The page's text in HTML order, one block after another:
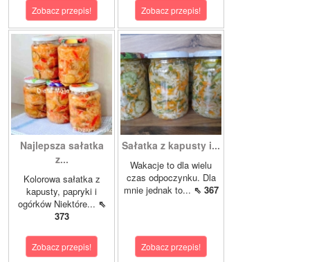
Zobacz przepis! Zobacz przepis!
Najlepsza sałatka
z...
Kolorowa sałatka z
kapusty, papryki i
ogórków Niektóre... ⇖
373
Zobacz przepis!
Sałatka z kapusty i...
Wakacje to dla wielu
czas odpoczynku. Dla
mnie jednak to... ⇖ 367
Zobacz przepis!